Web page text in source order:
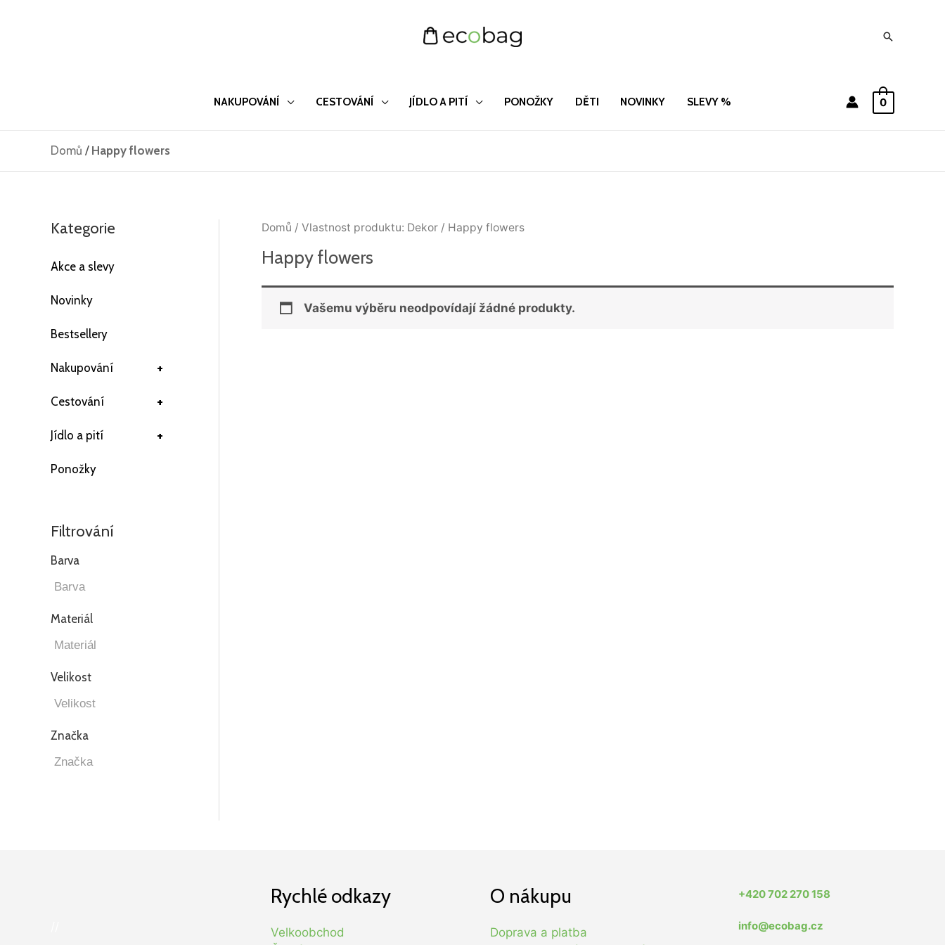
Hledat
NAKUPOVÁNÍ CESTOVÁNÍ JÍDLO A PITÍ PONOŽKY DĚTI NOVINKY SLEVY % 0
Domů / Happy flowers
Kategorie
Akce a slevy
Novinky
Bestsellery
+
Nakupování
+
Cestování
+
Jídlo a pití
Ponožky
Filtrování
Barva
Materiál
Velikost
Značka
Domů / Vlastnost produktu: Dekor / Happy flowers
Happy flowers
Vašemu výběru neodpovídají žádné produkty.
Rychlé odkazy
Velkoobchod
O nákupu
Doprava a platba
+420 702 270 158
info@ecobag.cz